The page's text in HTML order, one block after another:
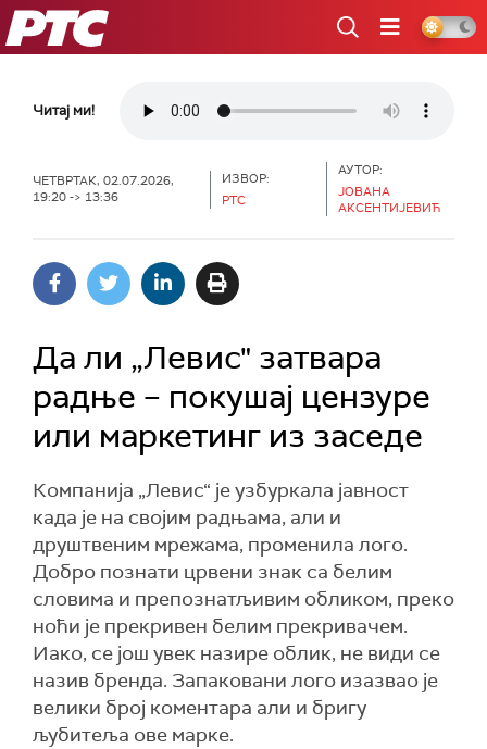
РТС
Читај ми!
ЧЕТВРТАК, 02.07.2026,
19:20 -> 13:36
ИЗВОР:
РТС
АУТОР:
ЈОВАНА
АКСЕНТИЈЕВИЋ
Да ли „Левис" затвара
радње – покушај цензуре
или маркетинг из заседе
Компанија „Левис“ је узбуркала јавност
када је на својим радњама, али и
друштвеним мрежама, променила лого.
Добро познати црвени знак са белим
словима и препознатљивим обликом, преко
ноћи је прекривен белим прекривачем.
Иако, се још увек назире облик, не види се
назив бренда. Запаковани лого изазвао је
велики број коментара али и бригу
љубитеља ове марке.